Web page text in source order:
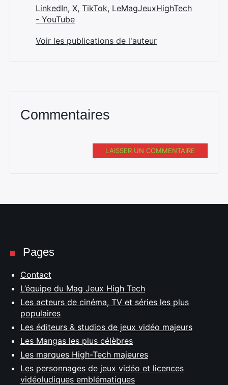
LinkedIn, X, TikTok, LeMagJeuxHighTech
- YouTube
Voir les publications de l'auteur
Commentaires
LAISSER UN COMMENTAIRE
Pages
Contact
L’équipe du Mag Jeux High Tech
Les acteurs de cinéma, TV et séries les plus
populaires
Les éditeurs & studios de jeux vidéo majeurs
Les Mangas les plus célèbres
Les marques High-Tech majeures
Les personnages de jeux vidéo et licences
vidéoludiques emblématiques